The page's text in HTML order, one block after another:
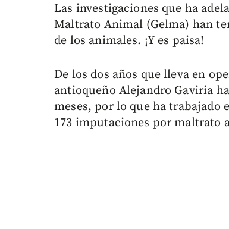
Las investigaciones que ha
Maltrato Animal (Gelma) han
de los animales. ¡Y es paisa!
De los dos años que lleva en
antioqueño Alejandro Gaviria
meses, por lo que ha trabajado
173 imputaciones por maltrato